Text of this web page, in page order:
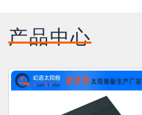
产品中心